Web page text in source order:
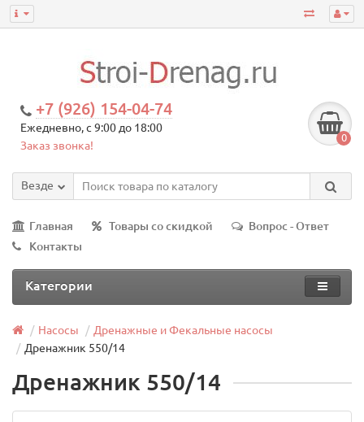
+7 (926) 154-04-74
Ежедневно, с 9:00 до 18:00
Заказ звонка!
0
Везде
Главная Товары со скидкой
Вопрос - Ответ
Контакты
Категории
Насосы
Дренажные и Фекальные насосы
Дренажник 550/14
Дренажник 550/14